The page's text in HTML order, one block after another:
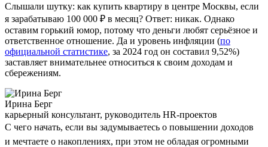
Слышали шутку: как купить квартиру в центре Москвы, если
я зарабатываю 100 000 ₽ в месяц? Ответ: никак. Однако
оставим горький юмор, потому что деньги любят серьёзное и
ответственное отношение. Да и уровень инфляции (по
официальной статистике, за 2024 год он составил 9,52%)
заставляет внимательнее относиться к своим доходам и
сбережениям.
Ирина Берг
карьерный консультант, руководитель HR-проектов
С чего начать, если вы задумываетесь о повышении доходов
и мечтаете о накоплениях, при этом не обладая огромными